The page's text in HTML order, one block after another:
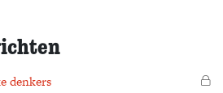
denkers